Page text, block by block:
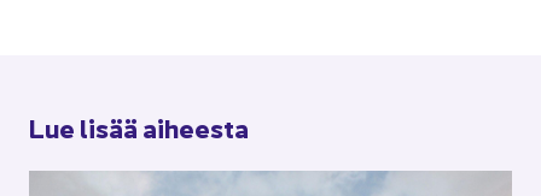
Lue lisää ai­hees­ta